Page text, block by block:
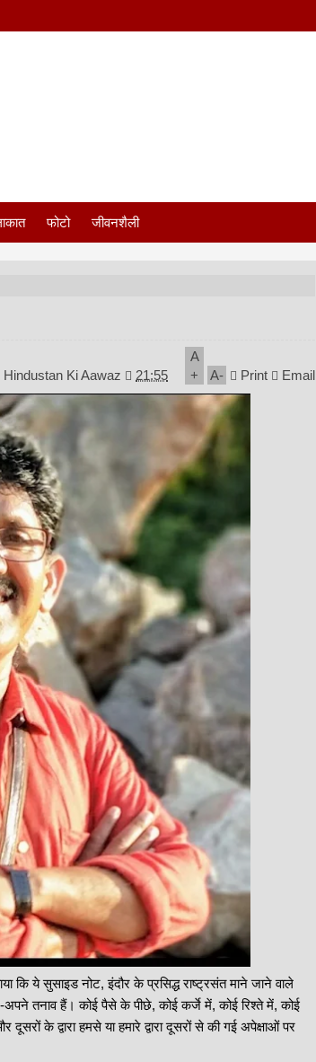
फोटो जीवनशैली
Hindustan Ki Aawaz 21:55
A
+
A- Print Email
कि ये सुसाइड नोट, इंदौर के प्रसिद्ध राष्ट्रसंत माने जाने वाले
अपने तनाव हैं। कोई पैसे के पीछे, कोई कर्जे में, कोई रिश्ते में, कोई
के द्वारा हमसे या हमारे द्वारा दूसरों से की गई अपेक्षाओं पर